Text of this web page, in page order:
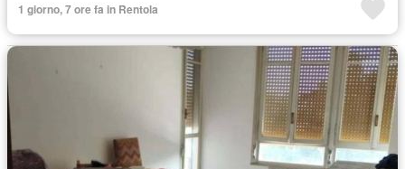
1 giorno, 7 ore fa in Rentola